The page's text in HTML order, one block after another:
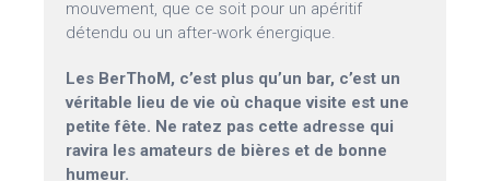
mouvement, que ce soit pour un apéritif
détendu ou un after-work énergique.
Les BerThoM, c’est plus qu’un bar, c’est un
véritable lieu de vie où chaque visite est une
petite fête. Ne ratez pas cette adresse qui
ravira les amateurs de bières et de bonne
humeur.